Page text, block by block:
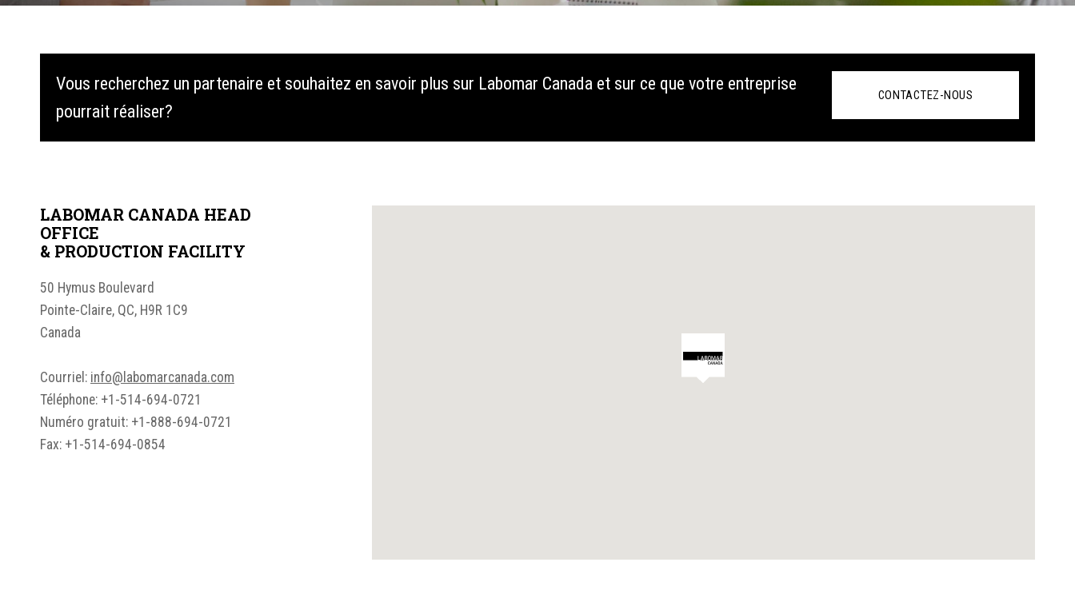
Vous recherchez un partenaire et souhaitez en savoir plus sur Labomar Canada et sur ce que votre entreprise
pourrait réaliser?
CONTACTEZ-NOUS
LABOMAR CANADA HEAD
OFFICE
& PRODUCTION FACILITY
50 Hymus Boulevard
Pointe-Claire, QC, H9R 1C9
Canada
Courriel: info@labomarcanada.com
Téléphone: +1-514-694-0721
Numéro gratuit: +1-888-694-0721
Fax: +1-514-694-0854